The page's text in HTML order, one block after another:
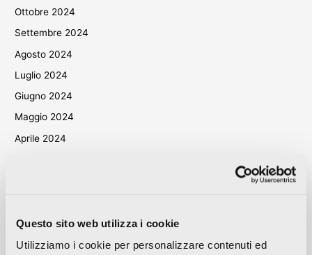
Questo sito web utilizza i cookie
Utilizziamo i cookie per personalizzare contenuti ed
Ottobre 2024
Settembre 2024
Agosto 2024
Luglio 2024
Giugno 2024
Maggio 2024
Aprile 2024
Maggio 2023
Aprile 2023